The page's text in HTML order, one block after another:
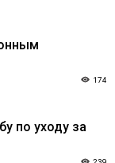
174
по уходу за